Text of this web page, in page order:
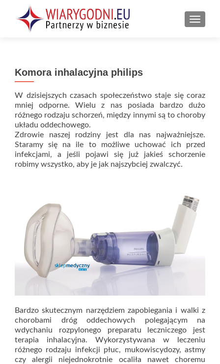
Komora inhalacyjna philips
W dzisiejszych czasach społeczeństwo staje się coraz
mniej odporne. Wielu z nas posiada bardzo dużo
różnego rodzaju schorzeń, między innymi są to choroby
układu oddechowego.
Zdrowie naszej rodziny jest dla nas najważniejsze.
Staramy się na ile to możliwe uchować ich przed
infekcjami, a jeśli pojawi się już jakieś schorzenie
robimy wszystko, aby je jak najszybciej zwalczyć.
Bardzo skutecznym narzędziem zapobiegania i walki z
chorobami dróg oddechowych polegającym na
wdychaniu rozpylonego preparatu leczniczego jest
terapia inhalacyjna. Wykorzystywana w leczeniu
różnego rodzaju infekcji płuc, mukowiscydozy, astmy
czy alergii niejednokrotnie ocaliła nawet choremu